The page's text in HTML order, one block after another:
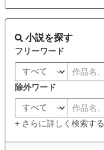
小説を探す
フリーワード
除外ワード
+ さらに詳しく検索する